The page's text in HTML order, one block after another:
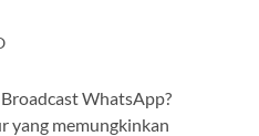
WhatsApp?
yang memungkinkan